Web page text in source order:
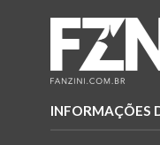
INFORMAÇÕES